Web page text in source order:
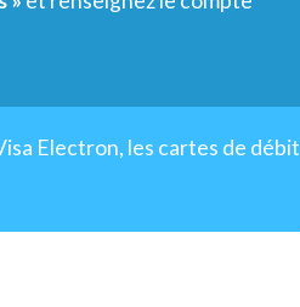
Electron, les cartes de débit